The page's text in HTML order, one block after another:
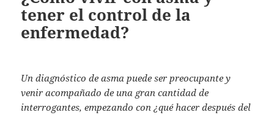
tener el control de la
enfermedad?
Un diagnóstico de asma puede ser preocupante y
venir acompañado de una gran cantidad de
interrogantes, empezando con ¿qué hacer después del